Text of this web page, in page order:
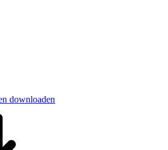
downloaden